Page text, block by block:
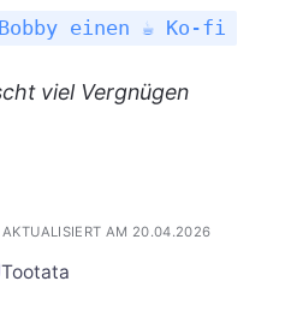
einen ☕ Ko-fi
viel Vergnügen
AKTUALISIERT AM 20.04.2026
Tootata